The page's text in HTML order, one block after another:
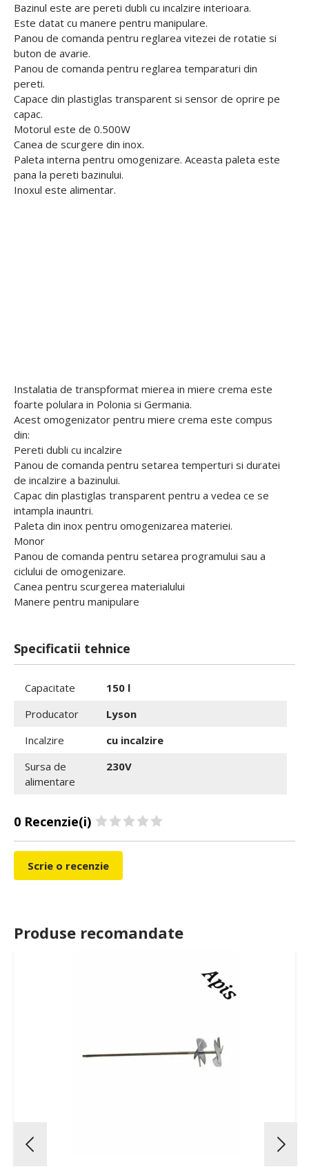
Bazinul este are pereti dubli cu incalzire interioara.
Este datat cu manere pentru manipulare.
Panou de comanda pentru reglarea vitezei de rotatie si
buton de avarie.
Panou de comanda pentru reglarea temparaturi din
pereti.
Capace din plastiglas transparent si sensor de oprire pe
capac.
Motorul este de 0.500W
Canea de scurgere din inox.
Paleta interna pentru omogenizare. Aceasta paleta este
pana la pereti bazinului.
Inoxul este alimentar.
Instalatia de transpformat mierea in miere crema este
foarte polulara in Polonia si Germania.
Acest omogenizator pentru miere crema este compus
din:
Pereti dubli cu incalzire
Panou de comanda pentru setarea temperturi si duratei
de incalzire a bazinului.
Capac din plastiglas transparent pentru a vedea ce se
intampla inauntri.
Paleta din inox pentru omogenizarea materiei.
Monor
Panou de comanda pentru setarea programului sau a
ciclului de omogenizare.
Canea pentru scurgerea materialului
Manere pentru manipulare
Specificatii tehnice
Capacitate
150 l
Producator
Lyson
Incalzire
cu incalzire
Sursa de
alimentare
230V
0 Recenzie(i)
Scrie o recenzie
Produse recomandate